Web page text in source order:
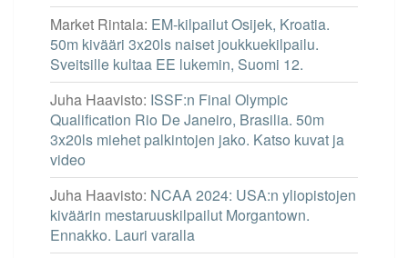
Market Rintala: EM-kilpailut Osijek, Kroatia.
50m kivääri 3x20ls naiset joukkuekilpailu.
Sveitsille kultaa EE lukemin, Suomi 12.
Juha Haavisto: ISSF:n Final Olympic
Qualification Rio De Janeiro, Brasilia. 50m
3x20ls miehet palkintojen jako. Katso kuvat ja
video
Juha Haavisto: NCAA 2024: USA:n yliopistojen
kiväärin mestaruuskilpailut Morgantown.
Ennakko. Lauri varalla